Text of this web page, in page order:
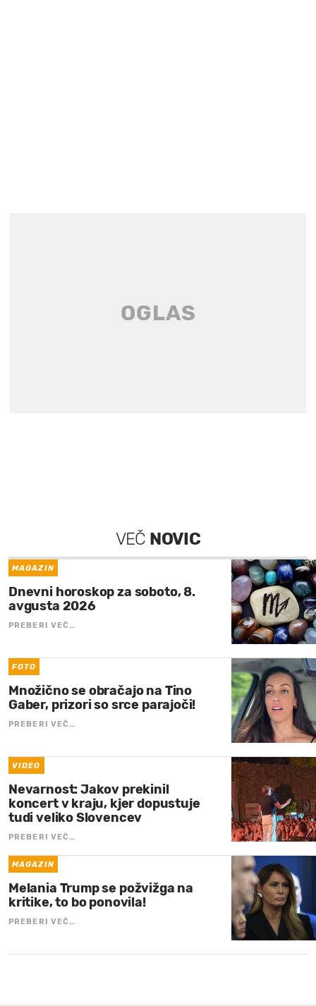
VEČ NOVIC
MAGAZIN
Dnevni horoskop za soboto, 8.
avgusta 2026
PREBERI VEČ…
FOTO
Množično se obračajo na Tino
Gaber, prizori so srce parajoči!
PREBERI VEČ…
VIDEO
Nevarnost: Jakov prekinil
koncert v kraju, kjer dopustuje
tudi veliko Slovencev
PREBERI VEČ…
MAGAZIN
Melania Trump se požvižga na
kritike, to bo ponovila!
PREBERI VEČ…